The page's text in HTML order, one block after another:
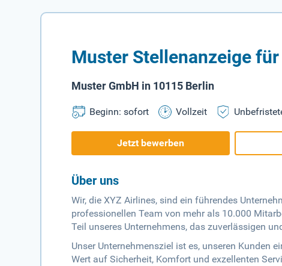
Muster Stellenanzeige
Muster GmbH in 10115 Berlin
Beginn: sofort Vollzeit
Jetzt bewerben
Über uns
Wir, die XYZ Airlines, sind ein führendes
professionellen Team von mehr als 10.000
Teil unseres Unternehmens, das zuverlässigen
Unser Unternehmensziel ist es, unseren Kunden
Wert auf Sicherheit, Komfort und exzellenten